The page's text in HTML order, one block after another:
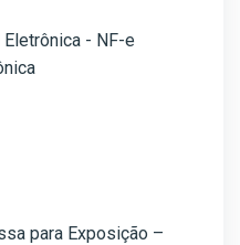
- NF-e
para Exposição –